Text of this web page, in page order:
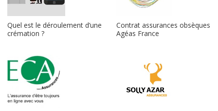
Quel est le déroulement d’une
crémation ?
Contrat assurances obsèques
Agéas France